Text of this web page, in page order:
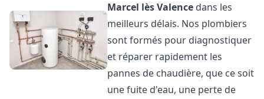
Marcel lès Valence dans les
meilleurs délais. Nos plombiers
sont formés pour diagnostiquer
et réparer rapidement les
pannes de chaudière, que ce soit
une fuite d'eau, une perte de